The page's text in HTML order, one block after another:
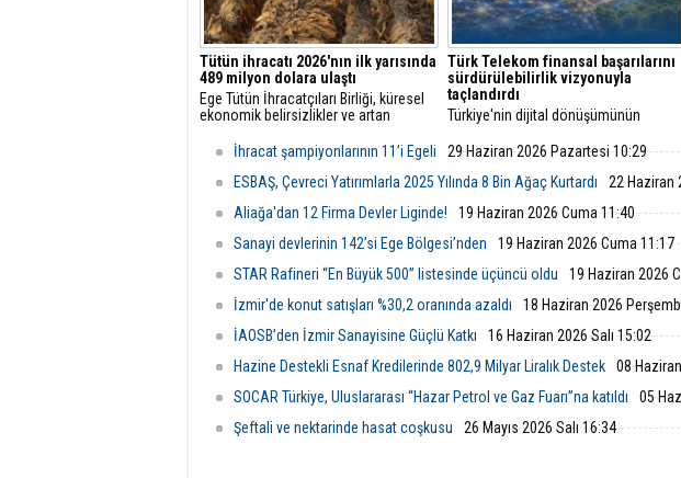
Tütün ihracatı 2026'nın ilk yarısında
489 milyon dolara ulaştı
Ege Tütün İhracatçıları Birliği, küresel
ekonomik belirsizlikler ve artan
ayında ihracatını yüzde 4 artırarak 489
milyon dolara çıkardı ve istikrarlı
büyümesini sürdürdü.
Türk Telekom finansal başarılarını
sürdürülebilirlik vizyonuyla
taçlandırdı
Türkiye'nin dijital dönüşümünün
başarılarını sürdürülebilirlik odaklı
ediyor.
İhracat şampiyonlarının 11’i Egeli
29 Haziran 2026 Pazartesi 10:29
ESBAŞ, Çevreci Yatırımlarla 2025 Yılında 8 Bin Ağaç Kurtardı
22 Haziran
Aliağa'dan 12 Firma Devler Liginde!
19 Haziran 2026 Cuma 11:40
Sanayi devlerinin 142’si Ege Bölgesi’nden
19 Haziran 2026 Cuma 11:17
STAR Rafineri “En Büyük 500” listesinde üçüncü oldu
19 Haziran 2026
İzmir'de konut satışları %30,2 oranında azaldı
18 Haziran 2026
İAOSB’den İzmir Sanayisine Güçlü Katkı
16 Haziran 2026 Salı 15:02
Hazine Destekli Esnaf Kredilerinde 802,9 Milyar Liralık Destek
08
SOCAR Türkiye, Uluslararası “Hazar Petrol ve Gaz Fuarı”na katıldı
05
Şeftali ve nektarinde hasat coşkusu
26 Mayıs 2026 Salı 16:34